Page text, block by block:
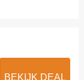
BEKIJK DEAL